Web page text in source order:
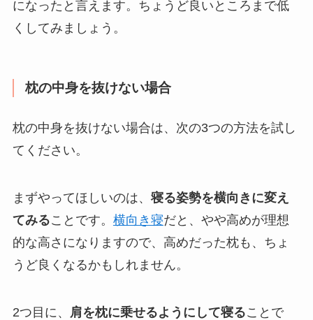
になったと言えます。ちょうど良いところまで低
くしてみましょう。
枕の中身を抜けない場合
枕の中身を抜けない場合は、次の3つの方法を試し
てください。
まずやってほしいのは、 寝る姿勢を横向きに変え
てみることです。 横向き寝だと、やや高めが理想
的な高さになりますので、高めだった枕も、ちょ
うど良くなるかもしれません。
2つ目に、 肩を枕に乗せるようにして寝ることで